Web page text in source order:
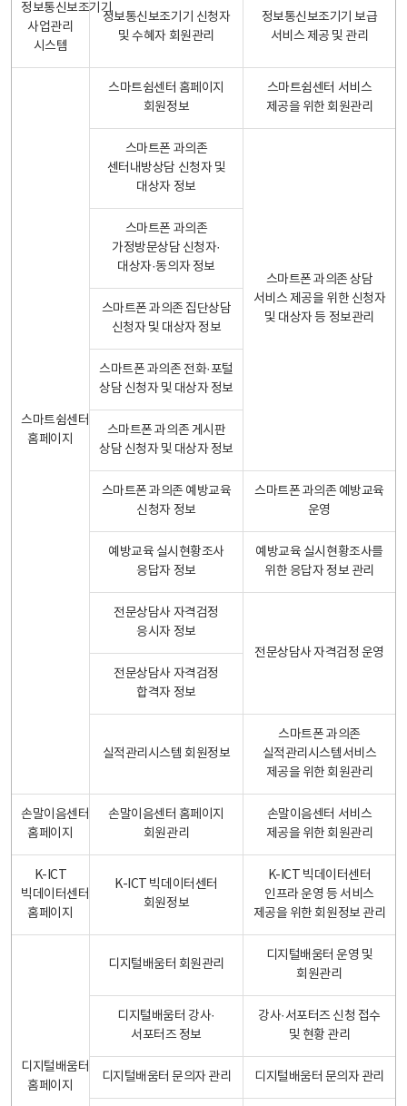
정보통신보조기기
사업관리
시스템
정보통신보조기기 신청자
및 수혜자 회원관리
정보통신보조기기 보급
서비스 제공 및 관리
스마트쉼센터
홈페이지
스마트쉼센터 홈페이지
회원정보
스마트쉼센터 서비스
제공을 위한 회원관리
스마트폰 과의존
센터내방상담 신청자 및
대상자 정보
스마트폰 과의존 상담
서비스 제공을 위한 신청자
및 대상자 등 정보관리
스마트폰 과의존
가정방문상담 신청자·
대상자·동의자 정보
스마트폰 과의존 집단상담
신청자 및 대상자 정보
스마트폰 과의존 전화·포털
상담 신청자 및 대상자 정보
스마트폰 과의존 게시판
상담 신청자 및 대상자 정보
스마트폰 과의존 예방교육
신청자 정보
스마트폰 과의존 예방교육
운영
예방교육 실시현황조사
응답자 정보
예방교육 실시현황조사를
위한 응답자 정보 관리
전문상담사 자격검정
응시자 정보
전문상담사 자격검정 운영
전문상담사 자격검정
합격자 정보
실적관리시스템 회원정보
스마트폰 과의존
실적관리시스템서비스
제공을 위한 회원관리
손말이음센터
홈페이지
손말이음센터 홈페이지
회원관리
손말이음센터 서비스
제공을 위한 회원관리
K-ICT
빅데이터센터
홈페이지
K-ICT 빅데이터센터
회원정보
K-ICT 빅데이터센터
인프라 운영 등 서비스
제공을 위한 회원정보 관리
디지털배움터
홈페이지
디지털배움터 회원관리
디지털배움터 운영 및
회원관리
디지털배움터 강사·
서포터즈 정보
강사·서포터즈 신청 접수
및 현황 관리
디지털배움터 문의자 관리 디지털배움터 문의자 관리